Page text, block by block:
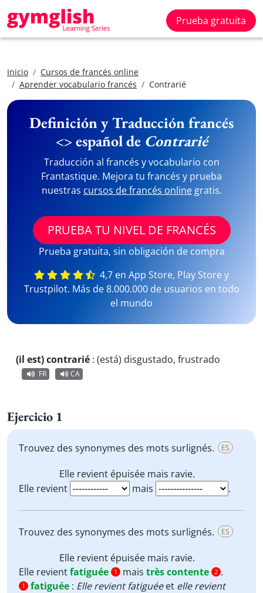
Prueba gratuita
Inicio
Cursos de francés online
Aprender vocabulario francés
Contrarié
Definición y Traducción francés
<> español de Contrarié
Traducción al francés y vocabulario con
Frantastique. Mejora tu francés y prueba
nuestras cursos de francés onlinegratis.
PRUEBA TU NIVEL DE FRANCÉS
Prueba gratuita, sin obligación de compra
4,7 en App Store, Play Store y
Trustpilot. Más de 8.000.000 de usuarios en todo
el mundo
(il est) contrarié : (está) disgustado, frustrado
FR CA
Ejercicio 1
Trouvez des synonymes des mots surlignés. ES
Elle revient épuisée mais ravie.
Elle revient
mais .
Trouvez des synonymes des mots surlignés. ES
Elle revient épuisée mais ravie.
Elle revientfatiguée 1 mais très contente 2 .
1 fatiguée : Elle revient fatiguéeet elle revient